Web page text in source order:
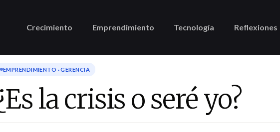
Crecimiento Emprendimiento Tecnología Reflexiones
EMPRENDIMIENTO · GERENCIA
la crisis o seré yo?